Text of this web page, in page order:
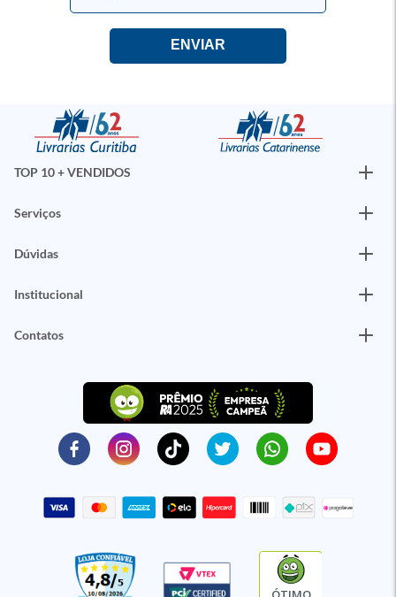
TOP 10 + VENDIDOS
Serviços
Dúvidas
Institucional
Contatos